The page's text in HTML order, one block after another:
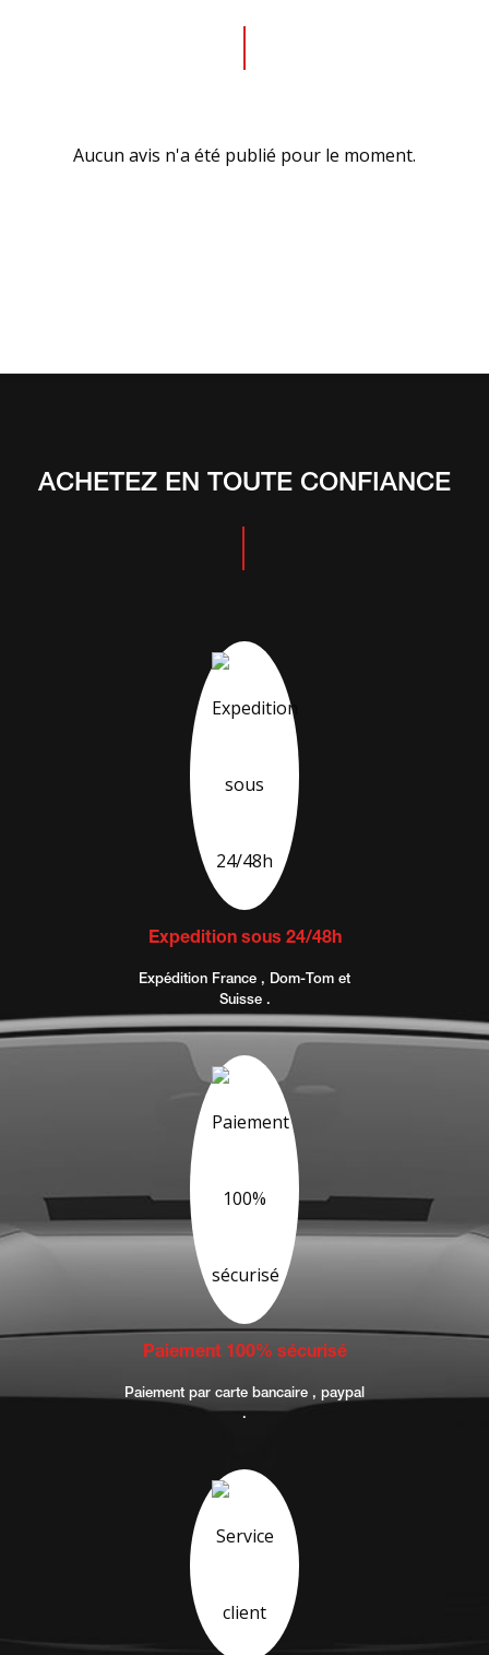
Aucun avis n'a été publié pour le moment.
ACHETEZ EN TOUTE CONFIANCE
Expedition sous 24/48h
Expédition France , Dom-Tom et
Suisse .
Paiement 100% sécurisé
Paiement par carte bancaire , paypal
.